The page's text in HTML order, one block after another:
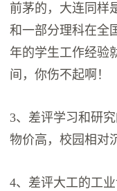
前茅的，大连同样
和一部分理科在全
年的学生工作经验
间，你伤不起啊！
3、差评学习和研
物价高，校园相对
4、差评大工的工